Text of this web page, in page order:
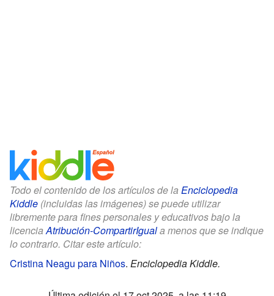
Todo el contenido de los artículos de la Enciclopedia
Kiddle (incluidas las imágenes) se puede utilizar
libremente para fines personales y educativos bajo la
licenciaAtribución-CompartirIguala menos que se indique
lo contrario. Citar este artículo:
Cristina Neagu para Niños. Enciclopedia Kiddle.